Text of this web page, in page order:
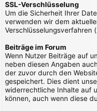
SSL-Verschlüsselung
Um die Sicherheit Ihrer
verwenden wir dem
Verschlüsselungsverfahren
Beiträge im Forum
Wenn Nutzer Beiträge auf
neben diesen Angaben
der zuvor durch den
gespeichert. Dies dient
widerrechtliche Inhalte auf
können, auch wenn diese